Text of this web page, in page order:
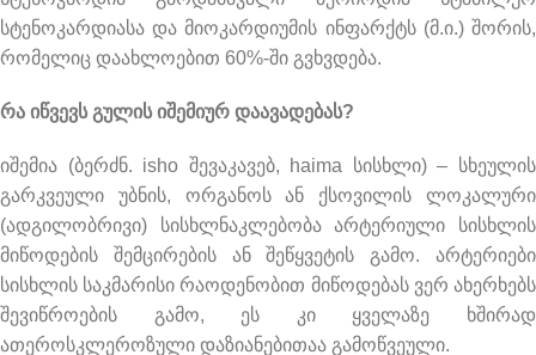
სტენოკარდიასა და მიოკარდიუმის ინფარქტს (მ.ი.) შორის,
რომელიც დაახლოებით 60%-ში გვხვდება.
რა იწვევს გულის იშემიურ დაავადებას?
იშემია (ბერძნ. isho შევაკავებ, haima სისხლი) – სხეულის
გარკვეული უბნის, ორგანოს ან ქსოვილის ლოკალური
(ადგილობრივი) სისხლნაკლებობა არტერიული სისხლის
მიწოდების შემცირების ან შეწყვეტის გამო. არტერიები
სისხლის საკმარისი რაოდენობით მიწოდებას ვერ ახერხებს
შევიწროების გამო, ეს კი ყველაზე ხშირად
ათეროსკლეროზული დაზიანებითაა გამოწვეული.